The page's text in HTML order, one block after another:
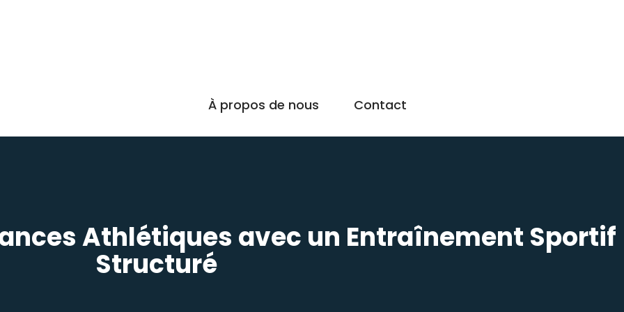
À propos de nous Contact
Athlétiques avec un Entraînement Sportif
Structuré